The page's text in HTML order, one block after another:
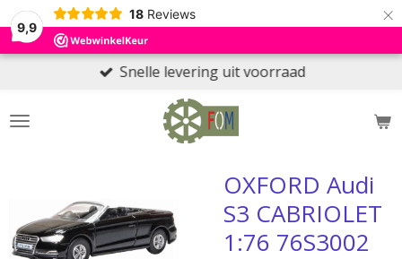
9,9
18 Reviews ×
Snelle levering uit voorraad
OXFORD Audi
S3 CABRIOLET
1:76 76S3002